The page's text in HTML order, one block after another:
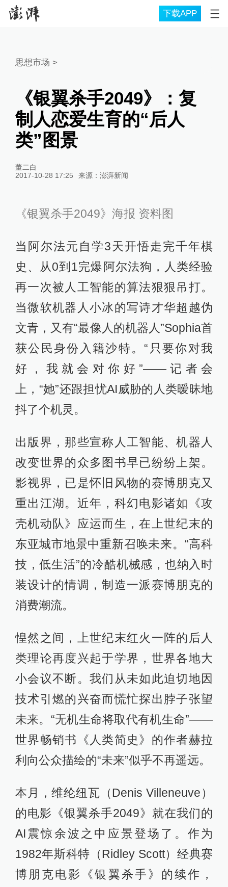
下载APP
思想市场 >
《银翼杀手2049》：复
制人恋爱生育的“后人
类”图景
董二白
2017-10-28 17:25
来源： 澎湃新闻
《银翼杀手2049》海报 资料图
当阿尔法元自学3天开悟走完千年棋
史、从0到1完爆阿尔法狗，人类经验
再一次被人工智能的算法狠狠吊打。
当微软机器人小冰的写诗才华超越伪
文青，又有“最像人的机器人”Sophia首
获公民身份入籍沙特。“只要你对我
好，我就会对你好”——记者会
上，“她”还跟担忧AI威胁的人类暧昧地
抖了个机灵。
出版界，那些宣称人工智能、机器人
改变世界的众多图书早已纷纷上架。
影视界，已是怀旧风物的赛博朋克又
重出江湖。近年，科幻电影诸如《攻
壳机动队》应运而生，在上世纪末的
东亚城市地景中重新召唤未来。“高科
技，低生活”的冷酷机械感，也纳入时
装设计的情调，制造一派赛博朋克的
消费潮流。
惶然之间，上世纪末红火一阵的后人
类理论再度兴起于学界，世界各地大
小会议不断。我们从未如此迫切地因
技术引燃的兴奋而慌忙探出脖子张望
未来。“无机生命将取代有机生命”——
世界畅销书《人类简史》的作者赫拉
利向公众描绘的“未来”似乎不再遥远。
本月，维纶纽瓦（Denis Villeneuve）
的电影《银翼杀手2049》就在我们的
AI震惊余波之中应景登场了。作为
1982年斯科特（Ridley Scott）经典赛
博朋克电影《银翼杀手》的续作，